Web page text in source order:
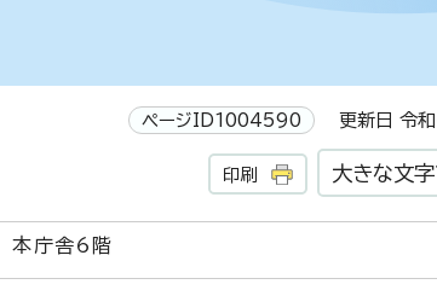
ページID1004590 更新日 令
印刷 大きな文字
本庁舎6階